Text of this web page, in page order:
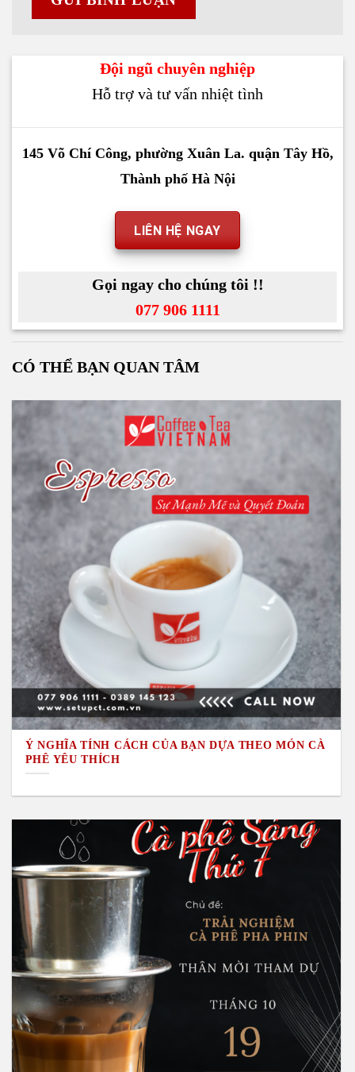
Đội ngũ chuyên nghiệp
Hỗ trợ và tư vấn nhiệt tình
145 Võ Chí Công, phường Xuân La. quận Tây Hồ,
Thành phố Hà Nội
LIÊN HỆ NGAY
Gọi ngay cho chúng tôi !!
077 906 1111
CÓ THỂ BẠN QUAN TÂM
Ý NGHĨA TÍNH CÁCH CỦA BẠN DỰA THEO MÓN CÀ
PHÊ YÊU THÍCH